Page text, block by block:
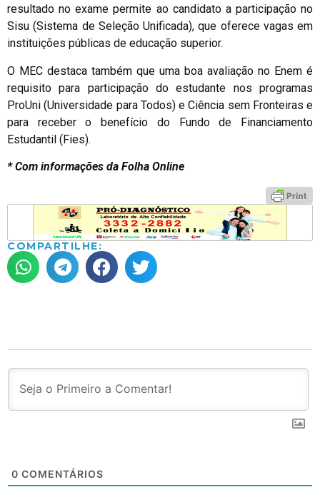
resultado no exame permite ao candidato a participação no
Sisu (Sistema de Seleção Unificada), que oferece vagas em
instituições públicas de educação superior.
O MEC destaca também que uma boa avaliação no Enem é
requisito para participação do estudante nos programas
ProUni (Universidade para Todos) e Ciência sem Fronteiras e
para receber o benefício do Fundo de Financiamento
Estudantil (Fies).
* Com informações da Folha Online
COMPARTILHE:
0 COMENTÁRIOS